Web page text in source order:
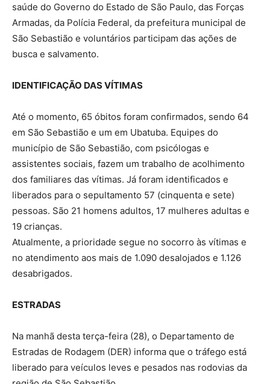
saúde do Governo do Estado de São Paulo, das Forças
Armadas, da Polícia Federal, da prefeitura municipal de
São Sebastião e voluntários participam das ações de
busca e salvamento.
IDENTIFICAÇÃO DAS VÍTIMAS
Até o momento, 65 óbitos foram confirmados, sendo 64
em São Sebastião e um em Ubatuba. Equipes do
município de São Sebastião, com psicólogas e
assistentes sociais, fazem um trabalho de acolhimento
dos familiares das vítimas. Já foram identificados e
liberados para o sepultamento 57 (cinquenta e sete)
pessoas. São 21 homens adultos, 17 mulheres adultas e
19 crianças.
Atualmente, a prioridade segue no socorro às vítimas e
no atendimento aos mais de 1.090 desalojados e 1.126
desabrigados.
ESTRADAS
Na manhã desta terça-feira (28), o Departamento de
Estradas de Rodagem (DER) informa que o tráfego está
liberado para veículos leves e pesados nas rodovias da